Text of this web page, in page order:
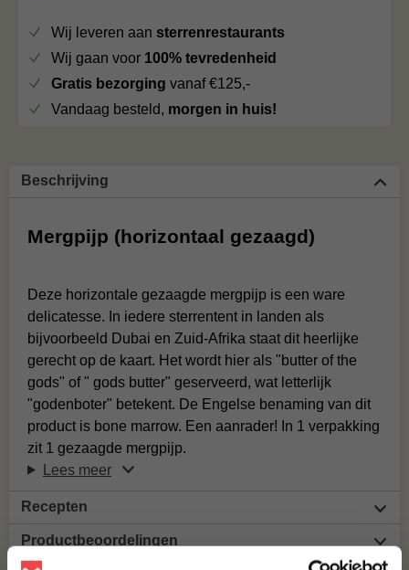
Wij leveren aan sterrenrestaurants
Wij gaan voor 100% tevredenheid
Gratis bezorging vanaf €125,-
Vandaag besteld, morgen in huis!
Beschrijving
Mergpijp (horizontaal gezaagd)
Deze horizontale gezaagde mergpijp is een ware
delicatesse. In iedere sterrentent in landen als
bijvoorbeeld Dubai en Zuid-Afrika staat dit heerlijke
gerecht op de kaart. Het wordt hier als "butter of the
gods" of " gods butter" geserveerd, wat letterlijk
"godenboter" betekent. De Engelse benaming van dit
product is bone marrow. Een aanrader! In 1 verpakking
zit 1 gezaagde mergpijp.
Lees meer
Recepten
Productbeoordelingen